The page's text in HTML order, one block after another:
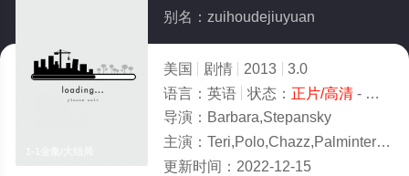
别名：zuihoudejiuyuan
美国 剧情 2013
3.0
语言： 英语 状态： 正片/高清- 免费在线观看
导演： Barbara,Stepansky
主演： Teri,Polo,Chazz,Palminteri,Tia,Carrere
更新时间： 2022-12-15